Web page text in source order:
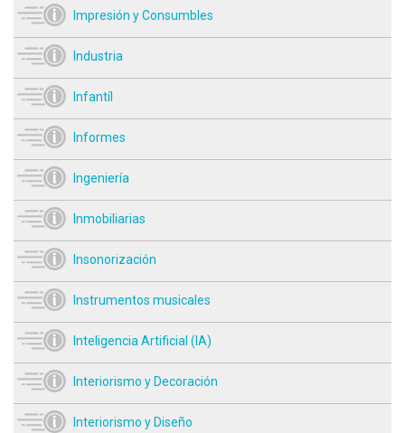
Impresión y Consumbles
Industria
Infantíl
Informes
Ingeniería
Inmobiliarias
Insonorización
Instrumentos musicales
Inteligencia Artificial (IA)
Interiorismo y Decoración
Interiorismo y Diseño